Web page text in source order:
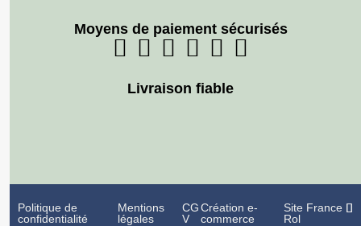
Moyens de paiement sécurisés
Livraison fiable
Politique de
confidentialité
Mentions
légales
CG
V
Création e-
commerce
Site France
Rol